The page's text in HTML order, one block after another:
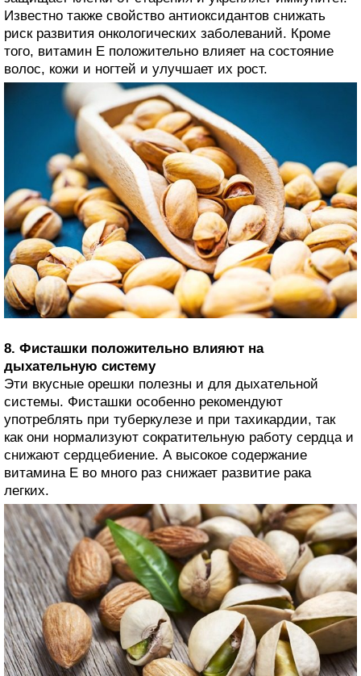
Известно также свойство антиоксидантов снижать
риск развития онкологических заболеваний. Кроме
того, витамин Е положительно влияет на состояние
волос, кожи и ногтей и улучшает их рост.
8. Фисташки положительно влияют на
дыхательную систему
Эти вкусные орешки полезны и для дыхательной
системы. Фисташки особенно рекомендуют
употреблять при туберкулезе и при тахикардии, так
как они нормализуют сократительную работу сердца и
снижают сердцебиение. А высокое содержание
витамина Е во много раз снижает развитие рака
легких.